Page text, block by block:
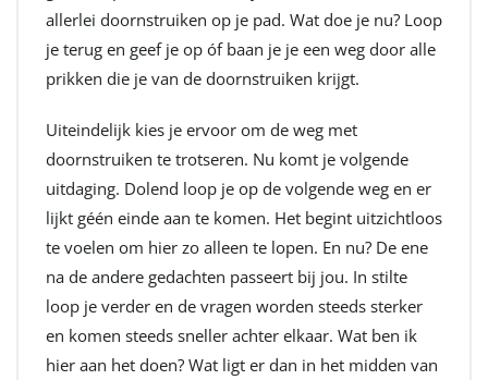
allerlei doornstruiken op je pad. Wat doe je nu? Loop
je terug en geef je op óf baan je je een weg door alle
prikken die je van de doornstruiken krijgt.
Uiteindelijk kies je ervoor om de weg met
doornstruiken te trotseren. Nu komt je volgende
uitdaging. Dolend loop je op de volgende weg en er
lijkt géén einde aan te komen. Het begint uitzichtloos
te voelen om hier zo alleen te lopen. En nu? De ene
na de andere gedachten passeert bij jou. In stilte
loop je verder en de vragen worden steeds sterker
en komen steeds sneller achter elkaar. Wat ben ik
hier aan het doen? Wat ligt er dan in het midden van